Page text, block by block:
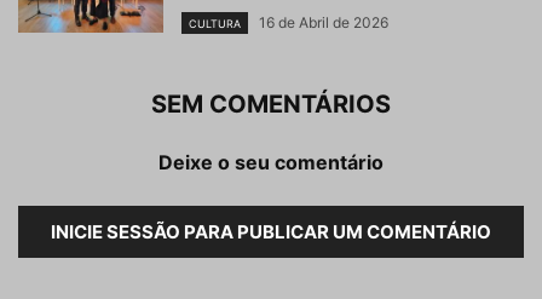
CULTURA 16 de Abril de 2026
SEM COMENTÁRIOS
Deixe o seu comentário
INICIE SESSÃO PARA PUBLICAR UM COMENTÁRIO